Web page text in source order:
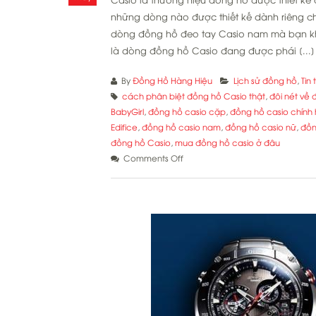
những dòng nào được thiết kế dành riêng
dòng đồng hồ đeo tay Casio nam mà bạn
là dòng đồng hồ Casio đang được phái [...]
By Đồng Hồ Hàng Hiệu Lịch sử đồng hồ , Tin
cách phân biệt đồng hồ Casio thật, đôi nét về
BabyGirl, đồng hồ casio cặp, đồng hồ casio chính
Edifice , đồng hồ casio nam, đồng hồ casio nữ,
đồng hồ Casio , mua đồng hồ casio ở đâu
Comments Offon
bạn
nên
biết?